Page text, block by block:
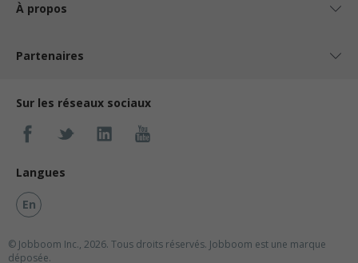
À propos
Partenaires
Sur les réseaux sociaux
Langues
En
© Jobboom Inc., 2026. Tous droits réservés. Jobboom est une marque
déposée.